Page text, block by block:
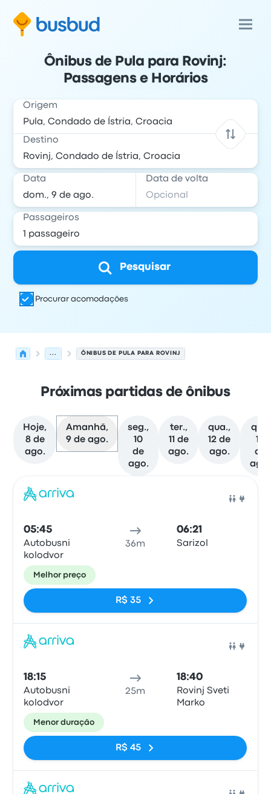
Ônibus de Pula para Rovinj:
Passagens e Horários
Origem
Destino
Data Data de volta
Passageiros
Pesquisar
Procurar acomodações
... ÔNIBUS DE PULA PARA ROVINJ
Próximas partidas de ônibus
Hoje,
8 de
ago.
Amanhã,
9 de ago.
seg.,
10
de
ago.
ter.,
11 de
ago.
qua.,
12 de
ago.
qui.,
13
de
ago.
05:45
Autobusni
kolodvor
36m
06:21
Sarizol
Melhor preço
R$ 35
18:15
Autobusni
kolodvor
25m
18:40
Rovinj Sveti
Marko
Menor duração
R$ 45